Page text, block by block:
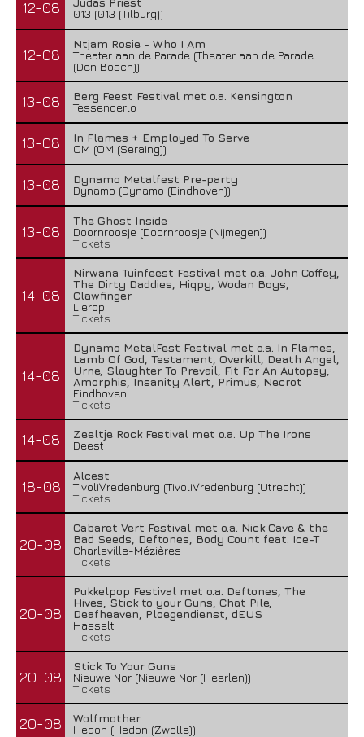
12-08
013 (013 (Tilburg))
12-08
Ntjam Rosie - Who I Am
Theater aan de Parade (Theater aan de Parade
(Den Bosch))
13-08
Berg Feest Festival met o.a. Kensington
Tessenderlo
13-08
In Flames + Employed To Serve
OM (OM (Seraing))
13-08
Dynamo Metalfest Pre-party
Dynamo (Dynamo (Eindhoven))
13-08
The Ghost Inside
Doornroosje (Doornroosje (Nijmegen))
Tickets
14-08
Nirwana Tuinfeest Festival met o.a. John Coffey,
The Dirty Daddies, Hiqpy, Wodan Boys,
Clawfinger
Lierop
Tickets
14-08
Dynamo MetalFest Festival met o.a. In Flames,
Lamb Of God, Testament, Overkill, Death Angel,
Urne, Slaughter To Prevail, Fit For An Autopsy,
Amorphis, Insanity Alert, Primus, Necrot
Eindhoven
Tickets
14-08
Zeeltje Rock Festival met o.a. Up The Irons
Deest
18-08
Alcest
TivoliVredenburg (TivoliVredenburg (Utrecht))
Tickets
20-08
Cabaret Vert Festival met o.a. Nick Cave & the
Bad Seeds, Deftones, Body Count feat. Ice-T
Charleville-Mézières
Tickets
20-08
Pukkelpop Festival met o.a. Deftones, The
Hives, Stick to your Guns, Chat Pile,
Deafheaven, Ploegendienst, dEUS
Hasselt
Tickets
20-08
Stick To Your Guns
Nieuwe Nor (Nieuwe Nor (Heerlen))
Tickets
20-08
Wolfmother
Hedon (Hedon (Zwolle))